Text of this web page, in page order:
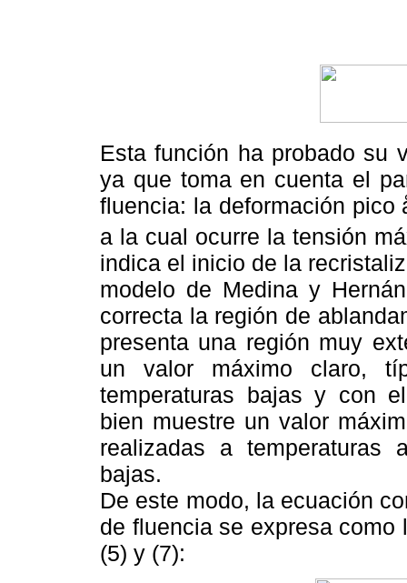
Esta función ha probado su
ya que toma en cuenta el
fluencia: la deformación pico
a la cual ocurre la tensión
indica el inicio de la
modelo de Medina y
correcta la región de
presenta una región muy
un valor máximo claro,
temperaturas bajas y con
bien muestre un valor
realizadas a temperaturas
bajas.
De este modo, la ecuación
de fluencia se expresa
(5) y (7):